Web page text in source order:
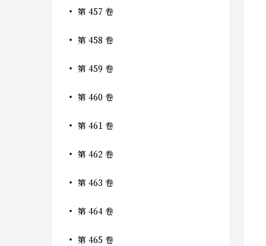
第 457 卷
第 458 卷
第 459 卷
第 460 卷
第 461 卷
第 462 卷
第 463 卷
第 464 卷
第 465 卷